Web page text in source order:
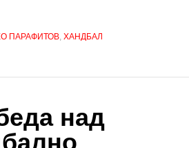
ПАРАФИТОВ, ХАНДБАЛ
над